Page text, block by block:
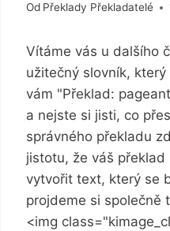
Od Překlady Překladatelé
Vítáme vás u dalšího
užitečný slovník,
vám "Překlad:
a nejste si jisti, co
správného překladu
jistotu, že váš překlad
vytvořit text, který se
projdeme si společně
<img